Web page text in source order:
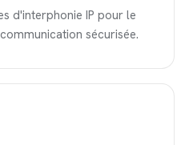
d'interphonie IP pour le
sécurisée.